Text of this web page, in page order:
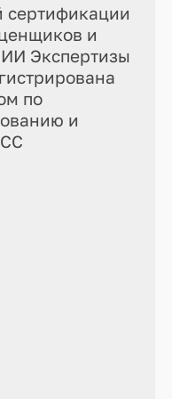
сертификации
и
Экспертизы
по
и